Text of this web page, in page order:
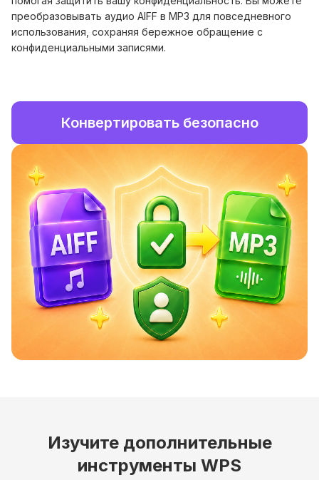
преобразовывать аудио AIFF в MP3 для повседневного
использования, сохраняя бережное обращение с
конфиденциальными записями.
Конвертировать безопасно
Изучите дополнительные
инструменты WPS